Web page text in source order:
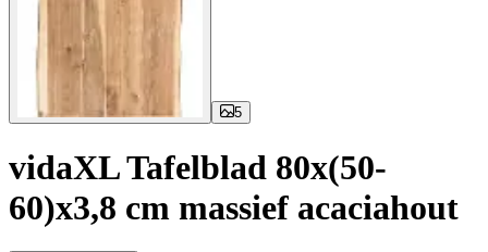
5
vidaXL Tafelblad 80x(50-
60)x3,8 cm massief acaciahout